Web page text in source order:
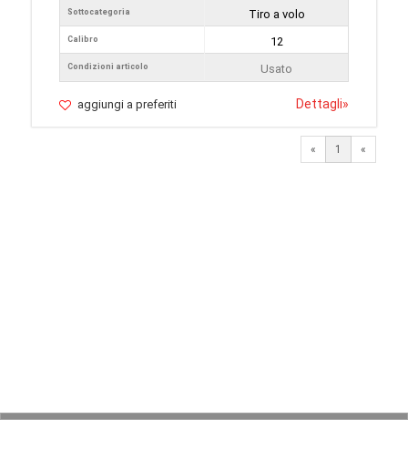
Sottocategoria
Calibro
Condizioni articolo
Tiro a volo
12
Usato
aggiungi a preferiti Dettagli»
« 1 «